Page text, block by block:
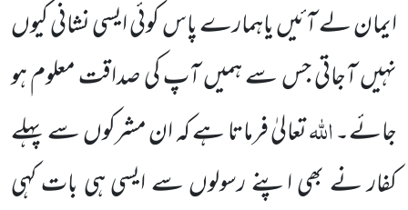
ایمان لے آئیں یاہمارے پاس کوئی ایسی نشانی کیوں
نہیں آجاتی جس سے ہمیں آپ کی صداقت معلوم ہو
جائے۔اللہتعالیٰ فرماتا ہے کہ ان مشرکوں سے پہلے
کفار نے بھی اپنے رسولوں سے ایسی ہی بات کہی